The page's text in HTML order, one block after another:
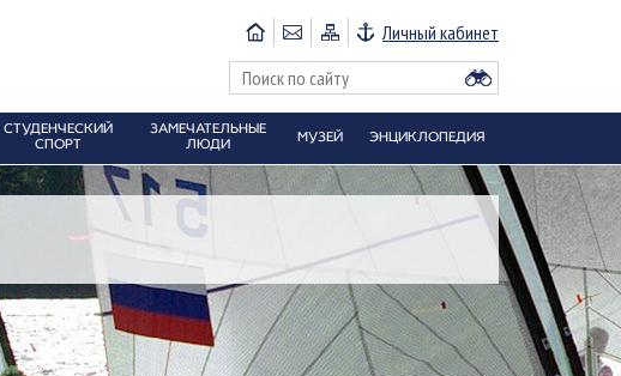
Личный кабинет
СТУДЕНЧЕСКИЙ
СПОРТ
ЗАМЕЧАТЕЛЬНЫЕ
ЛЮДИ
МУЗЕЙ ЭНЦИКЛОПЕДИЯ